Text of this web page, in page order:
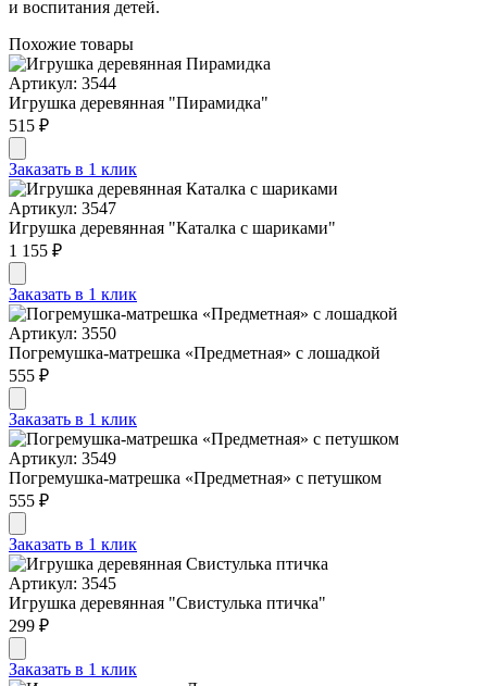
и воспитания детей.
Похожие товары
Артикул: 3544
Игрушка деревянная "Пирамидка"
515 ₽
Заказать в 1 клик
Артикул: 3547
Игрушка деревянная "Каталка с шариками"
1 155 ₽
Заказать в 1 клик
Артикул: 3550
Погремушка-матрешка «Предметная» с лошадкой
555 ₽
Заказать в 1 клик
Артикул: 3549
Погремушка-матрешка «Предметная» с петушком
555 ₽
Заказать в 1 клик
Артикул: 3545
Игрушка деревянная "Свистулька птичка"
299 ₽
Заказать в 1 клик